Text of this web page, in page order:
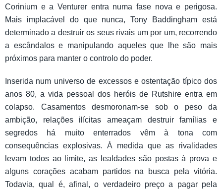
Corinium e a Venturer entra numa fase nova e perigosa.
Mais implacável do que nunca, Tony Baddingham está
determinado a destruir os seus rivais um por um, recorrendo
a escândalos e manipulando aqueles que lhe são mais
próximos para manter o controlo do poder.
Inserida num universo de excessos e ostentação típico dos
anos 80, a vida pessoal dos heróis de Rutshire entra em
colapso. Casamentos desmoronam-se sob o peso da
ambição, relações ilícitas ameaçam destruir famílias e
segredos há muito enterrados vêm à tona com
consequências explosivas. À medida que as rivalidades
levam todos ao limite, as lealdades são postas à prova e
alguns corações acabam partidos na busca pela vitória.
Todavia, qual é, afinal, o verdadeiro preço a pagar pela